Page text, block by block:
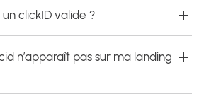
clickID valide ?
n’apparaît pas sur ma landing